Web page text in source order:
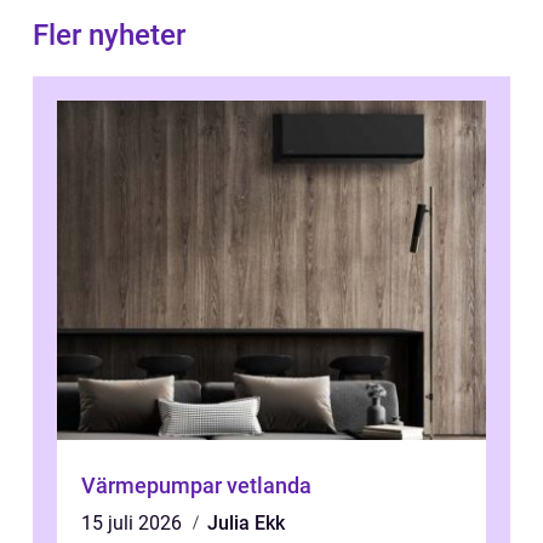
Fler nyheter
Värmepumpar vetlanda
15 juli 2026 Julia Ekk